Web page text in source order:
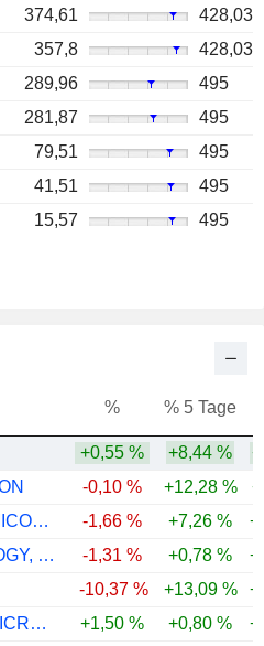
374,61
428,03
357,8
428,03
289,96
495
281,87
495
79,51
495
41,51
495
15,57 495
% % 5 Tage
+0,55 % +8,44 %
-0,10 % +12,28 %
TSMC (TAIWAN SEMICONDUCTOR MANUFACTURING COMPANY)
-1,66 % +7,26 %
MICRON TECHNOLOGY, INC.
-1,31 % +0,78 %
-10,37 % +13,09 %
AMD (ADVANCED MICRO DEVICES)
+1,50 % +0,80 %